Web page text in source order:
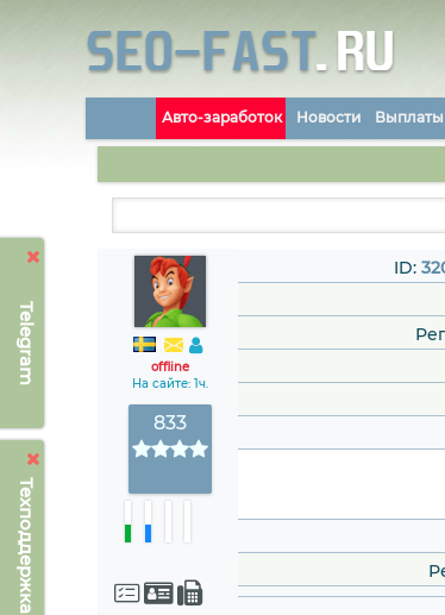
Telegram
Техподдержка
Авто-заработок Новости Выплаты
offline
На сайте: 1ч.
833
ID: